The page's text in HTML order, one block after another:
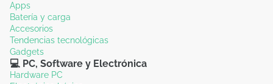
Apps
Batería y carga
Accesorios
Tendencias tecnológicas
Gadgets
💻 PC, Software y Electrónica
Hardware PC